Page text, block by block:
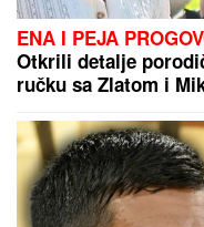
"Sa 3 godine su me
sa 19 sam upoznala
Ispovest žene o
završila kao u bajci